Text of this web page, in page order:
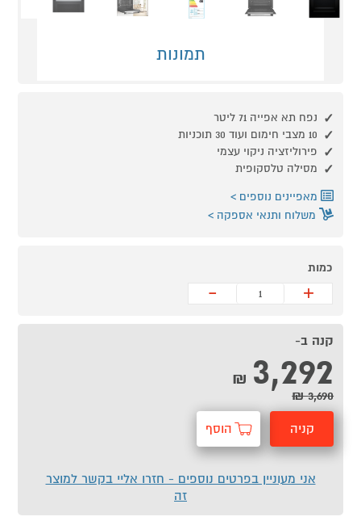
תמונות
נפח תא אפייה 71 ליטר
10 מצבי חימום ועוד 30 תוכניות
פירוליזציה ניקוי עצמי
מסילה טלסקופית
מאפיינים נוספים
משלוח ותנאי אספקה
כמות
+
-
קנה ב-
3,292
₪
3,690 ₪
קניה הוסף
אני מעוניין בפרטים נוספים - חזרו אליי בקשר למוצר
זה